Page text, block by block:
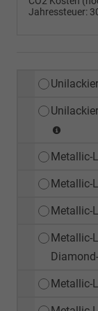
Jahressteuer:
Metallic-
Metallic-
Metallic-
Metallic-
Metallic-